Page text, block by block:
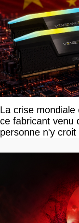
La crise
ce fabricant venu
personne n'y croit